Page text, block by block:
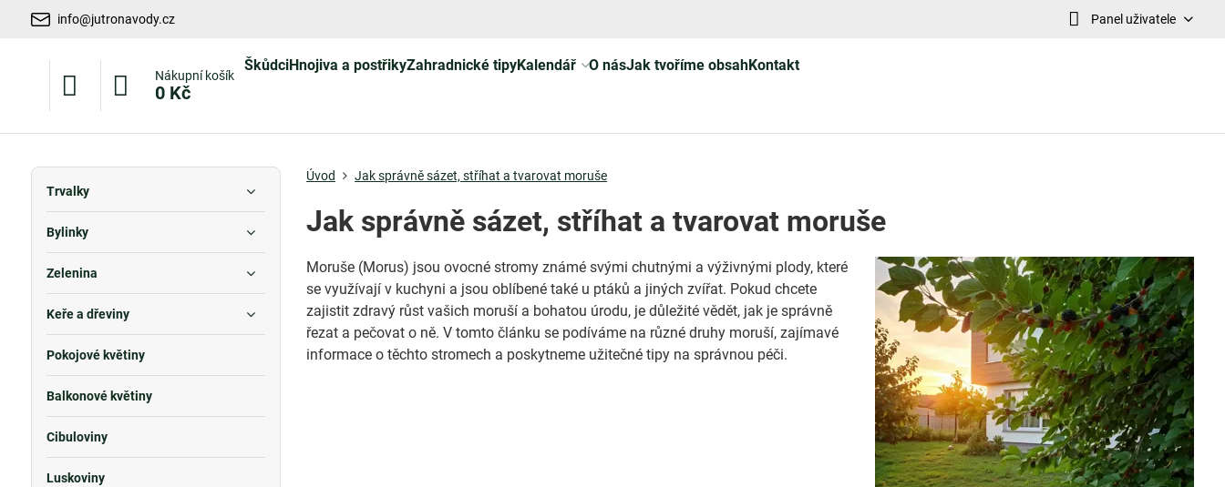
info@jutronavody.cz Panel uživatele
Nákupní košík
0 Kč
ŠkůdciHnojiva a postřikyZahradnické tipyKalendář O násJak tvoříme obsahKontakt
Úvod Jak správně sázet, stříhat a tvarovat moruše
Jak správně sázet, stříhat a tvarovat moruše
Moruše (Morus) jsou ovocné stromy známé svými chutnými a výživnými plody, které
se využívají v kuchyni a jsou oblíbené také u ptáků a jiných zvířat. Pokud chcete
zajistit zdravý růst vašich moruší a bohatou úrodu, je důležité vědět, jak je správně
řezat a pečovat o ně. V tomto článku se podíváme na různé druhy moruší, zajímavé
informace o těchto stromech a poskytneme užitečné tipy na správnou péči.
Trvalky
Bylinky
Zelenina
Keře a dřeviny
Pokojové květiny
Balkonové květiny
Cibuloviny
Luskoviny